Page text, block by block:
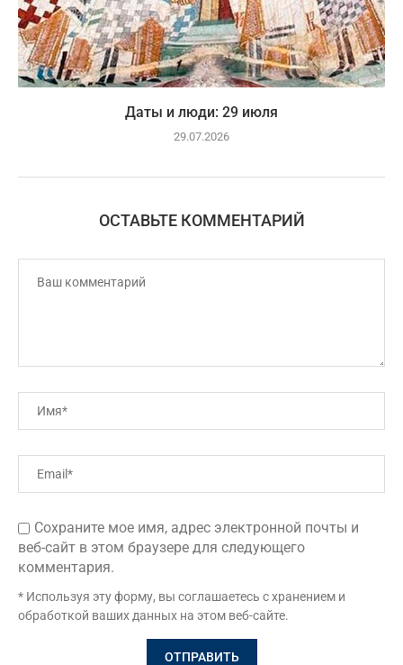
Даты и люди: 29 июля
29.07.2026
ОСТАВЬТЕ КОММЕНТАРИЙ
Сохраните мое имя, адрес электронной почты и
веб-сайт в этом браузере для следующего
комментария.
* Используя эту форму, вы соглашаетесь с хранением и
обработкой ваших данных на этом веб-сайте.